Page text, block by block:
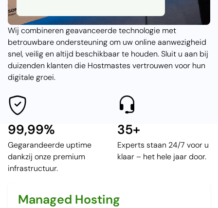
Wij combineren geavanceerde technologie met
betrouwbare ondersteuning om uw online aanwezigheid
snel, veilig en altijd beschikbaar te houden. Sluit u aan bij
duizenden klanten die Hostmastes vertrouwen voor hun
digitale groei.
99,99%
Gegarandeerde uptime
dankzij onze premium
infrastructuur.
35+
Experts staan 24/7 voor u
klaar – het hele jaar door.
Managed Hosting